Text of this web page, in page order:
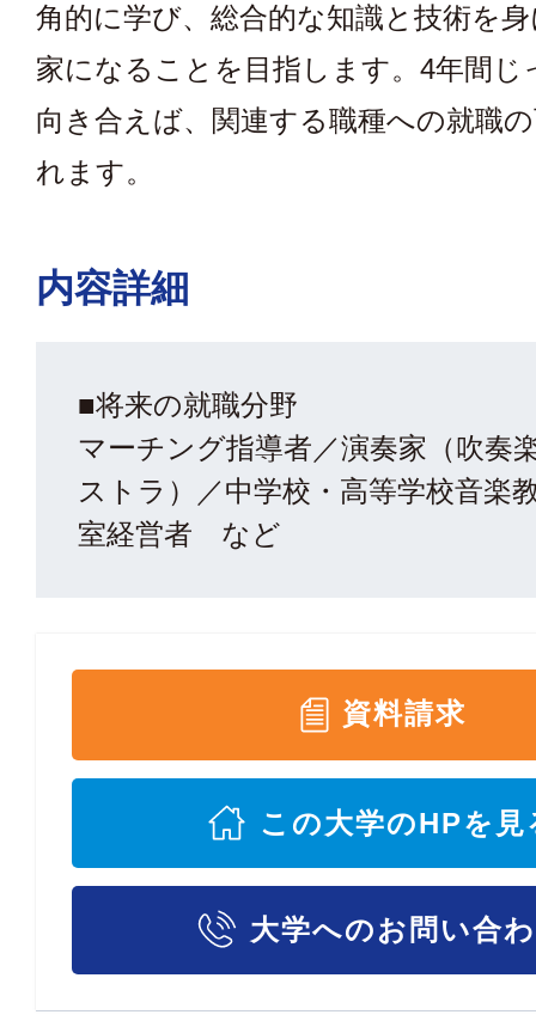
⾓的に学び、総合的な知識と技術を
家になることを⽬指します。4年間じ
向き合えば、関連する職種への就職
れます。
内容詳細
■将来の就職分野
マーチング指導者／演奏家（吹奏
ストラ）／中学校・⾼等学校⾳楽
室経営者 など
資料請求
この大学のHPを見
大学へのお問い合